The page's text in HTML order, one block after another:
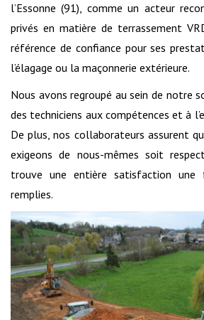
l’Essonne (91), comme un acteur
privés en matière de terrassement
référence de confiance pour ses
l’élagage ou la maçonnerie extérieure.
Nous avons regroupé au sein de notre
des techniciens aux compétences et à
De plus, nos collaborateurs assurent
exigeons de nous-mêmes soit
trouve une entière satisfaction une
remplies.